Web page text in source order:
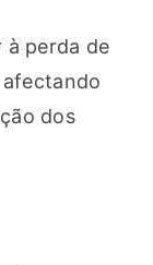
à perda de
dos